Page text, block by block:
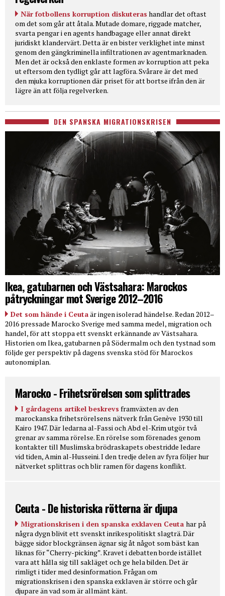
När fotbollens korruption diskuteras handlar det oftast
om det som går att åtala. Mutade domare, riggade matcher,
svarta pengar i en agents handbagage eller annat direkt
juridiskt klandervärt. Detta är en bister verklighet inte minst
genom den gängkriminella infiltrationen av agentmarknaden.
Men det är också den enklaste formen av korruption att peka
ut eftersom den tydligt går att lagföra. Svårare är det med
den mjuka korruptionen där priset för att bortse ifrån den är
lägre än att följa regelverken.
DEN SPANSKA MIGRATIONSKRISEN
Ikea, gatubarnen och Västsahara: Marockos
påtryckningar mot Sverige 2012–2016
Det som hände i Ceutaär ingen isolerad händelse. Redan 2012–
2016 pressade Marocko Sverige med samma medel, migration och
handel, för att stoppa ett svenskt erkännande av Västsahara.
Historien om Ikea, gatubarnen på Södermalm och den tystnad som
följde ger perspektiv på dagens svenska stöd för Marockos
autonomiplan.
Marocko - Frihetsrörelsen som splittrades
I gårdagens artikel beskrevs framväxten av den
marockanska frihetsrörelsens nätverk från Genève 1930 till
Kairo 1947. Där ledarna al-Fassi och Abd el-Krim utgör två
grenar av samma rörelse. En rörelse som förenades genom
kontakter till Muslimska brödraskapets obestridde ledare
vid tiden, Amin al-Husseini. I den tredje delen av fyra följer hur
nätverket splittras och blir ramen för dagens konflikt.
Ceuta - De historiska rötterna är djupa
Migrationskrisen i den spanska exklaven Ceuta har på
några dygn blivit ett svenskt inrikespolitiskt slagträ. Där
bägge sidor blockgränsen ägnar sig åt något som bäst kan
liknas för “Cherry-picking”. Kravet i debatten borde istället
vara att hålla sig till sakläget och ge hela bilden. Det är
rimligt i tider med desinformation. Frågan om
migrationskrisen i den spanska exklaven är större och går
djupare än vad som är allmänt känt.